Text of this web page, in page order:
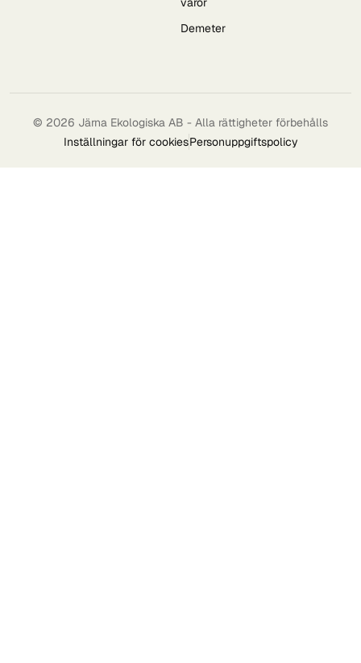
Demeter
© 2026 Järna Ekologiska AB - Alla rättigheter förbehålls
Inställningar för cookiesPersonuppgiftspolicy